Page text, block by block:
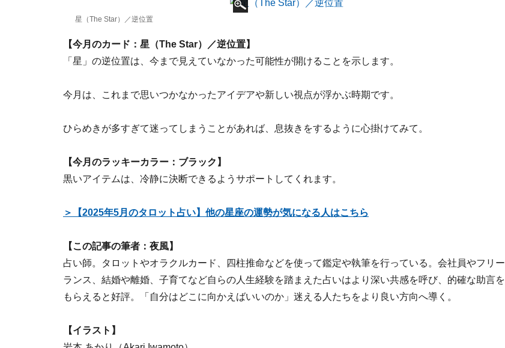
星（The Star）／逆位置
【今月のカード：星（The Star）／逆位置】
「星」の逆位置は、今まで見えていなかった可能性が開けることを示します。
今月は、これまで思いつかなかったアイデアや新しい視点が浮かぶ時期です。
ひらめきが多すぎて迷ってしまうことがあれば、息抜きをするように心掛けてみて。
【今月のラッキーカラー：ブラック】
黒いアイテムは、冷静に決断できるようサポートしてくれます。
＞【2025年5月のタロット占い】他の星座の運勢が気になる人はこちら
【この記事の筆者：夜風】
占い師。タロットやオラクルカード、四柱推命などを使って鑑定や執筆を行っている。会社員やフリー
ランス、結婚や離婚、子育てなど自らの人生経験を踏まえた占いはより深い共感を呼び、的確な助言を
もらえると好評。「自分はどこに向かえばいいのか」迷える人たちをより良い方向へ導く。
【イラスト】